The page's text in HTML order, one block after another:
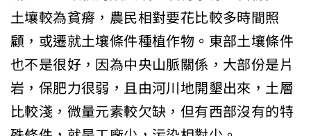
土壤較為貧瘠，農民相對要花比較多時間照
顧，或遷就土壤條件種植作物。東部土壤條件
也不是很好，因為中央山脈關係，大部份是片
岩，保肥力很弱，且由河川地開墾出來，土層
比較淺，微量元素較欠缺，但有西部沒有的特